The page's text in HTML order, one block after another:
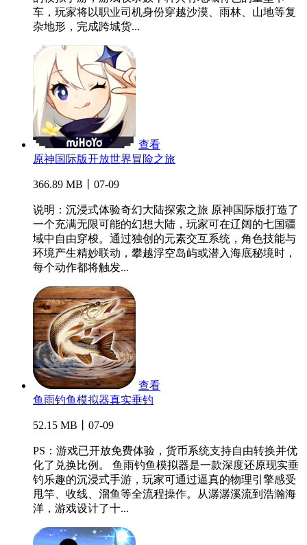
车，玩家将以职业司机身份穿越沙漠、雨林、山地等复
杂地形，完成跨城货...
查看
原神国际版开放世界冒险之旅
366.89 MB丨07-09
说明：沉浸式体验奇幻大陆探索之旅 原神国际版打造了
一个充满无限可能的幻想大陆，玩家可在辽阔的七国疆
域中自由穿梭。通过独创的元素交互系统，角色技能与
环境产生精妙联动，攀越浮空岛屿或潜入海底秘境时，
每个动作都将触发...
查看
鱼雨钓鱼模拟器真实垂钓
52.15 MB丨07-09
PS：游戏已开放免费体验，货币系统支持自由转换并优
化了兑换比例。 鱼雨钓鱼模拟器是一款深度还原现实垂
钓乐趣的沉浸式手游，玩家可通过逼真的物理引擎感受
甩竿、收线、溜鱼等全流程操作。从潺潺溪流到浩瀚海
洋，游戏设计了十...